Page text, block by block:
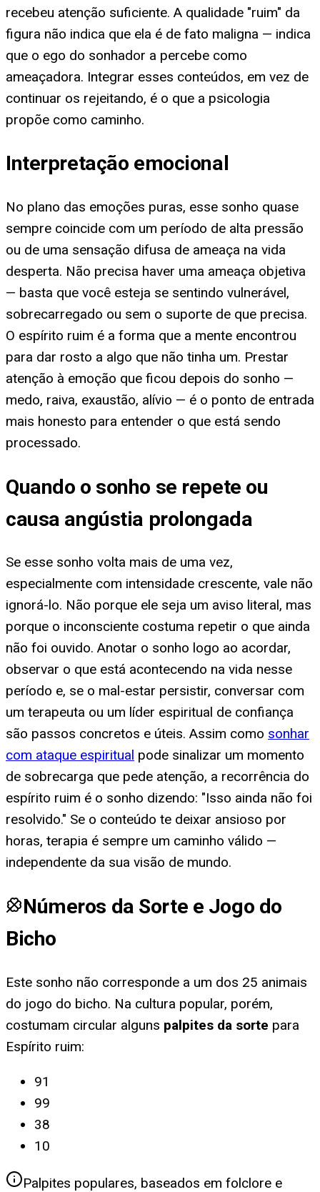
recebeu atenção suficiente. A qualidade "ruim" da
figura não indica que ela é de fato maligna — indica
que o ego do sonhador a percebe como
ameaçadora. Integrar esses conteúdos, em vez de
continuar os rejeitando, é o que a psicologia
propõe como caminho.
Interpretação emocional
No plano das emoções puras, esse sonho quase
sempre coincide com um período de alta pressão
ou de uma sensação difusa de ameaça na vida
desperta. Não precisa haver uma ameaça objetiva
— basta que você esteja se sentindo vulnerável,
sobrecarregado ou sem o suporte de que precisa.
O espírito ruim é a forma que a mente encontrou
para dar rosto a algo que não tinha um. Prestar
atenção à emoção que ficou depois do sonho —
medo, raiva, exaustão, alívio — é o ponto de entrada
mais honesto para entender o que está sendo
processado.
Quando o sonho se repete ou
causa angústia prolongada
Se esse sonho volta mais de uma vez,
especialmente com intensidade crescente, vale não
ignorá-lo. Não porque ele seja um aviso literal, mas
porque o inconsciente costuma repetir o que ainda
não foi ouvido. Anotar o sonho logo ao acordar,
observar o que está acontecendo na vida nesse
período e, se o mal-estar persistir, conversar com
um terapeuta ou um líder espiritual de confiança
são passos concretos e úteis. Assim como sonhar
com ataque espiritual pode sinalizar um momento
de sobrecarga que pede atenção, a recorrência do
espírito ruim é o sonho dizendo: "Isso ainda não foi
resolvido." Se o conteúdo te deixar ansioso por
horas, terapia é sempre um caminho válido —
independente da sua visão de mundo.
Números da Sorte e Jogo do
Bicho
Este sonho não corresponde a um dos 25 animais
do jogo do bicho. Na cultura popular, porém,
costumam circular alguns palpites da sorte para
Espírito ruim:
91
99
38
10
Palpites populares, baseados em folclore e